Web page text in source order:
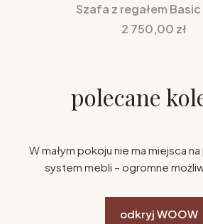
Szafa z regałem Basic
Cena
2 750,00 zł
polecane
W małym pokoju nie ma miejsca
system mebli – ogromne
odkryj WOOW